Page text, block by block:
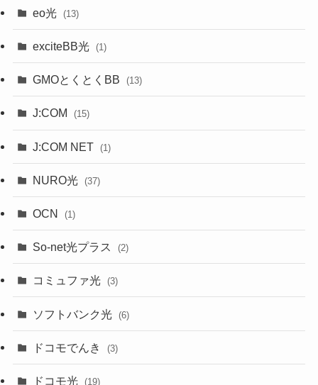
eo光 (13)
exciteBB光 (1)
GMOとくとくBB (13)
J:COM (15)
J:COM NET (1)
NURO光 (37)
OCN (1)
So-net光プラス (2)
コミュファ光 (3)
ソフトバンク光 (6)
ドコモでんき (3)
ドコモ光 (19)